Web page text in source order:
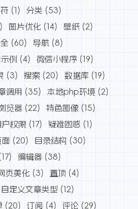
(1) 分类 (53)
图片优化 (14) 壁纸 (2)
(60) 导航 (8)
例 (4) 微信小程序 (19)
(3) 搜索 (20) 数据库 (19)
调用 (35) 本地php环境 (2)
览器 (22) 特色图像 (15)
户权限 (17) 疑难困惑 (1)
面 (20) 目录结构 (30)
编辑器 (38)
页美化 (3) 置顶 (4)
自定义文章类型 (12)
(20) 订阅 (4) 评论 (29)